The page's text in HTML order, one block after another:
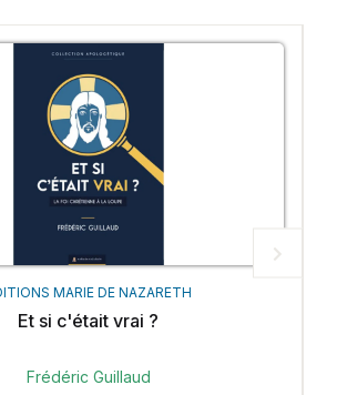
ÉDITIONS DU CERF
Dieu a tant aimé le monde
Jean-Marc Aveline